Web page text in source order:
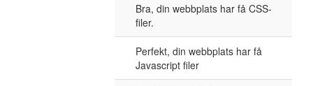
Bra, din webbplats har få CSS-
filer.
Perfekt, din webbplats har få
Javascript filer